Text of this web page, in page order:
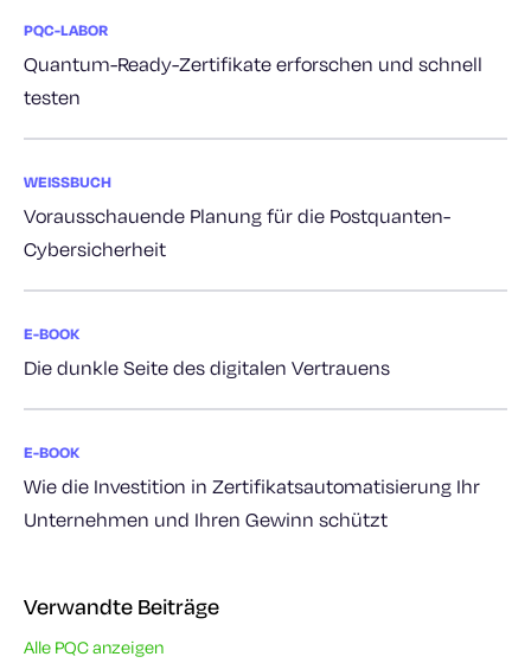
PQC-LABOR
Quantum-Ready-Zertifikate erforschen und schnell
testen
WEISSBUCH
Vorausschauende Planung für die Postquanten-
Cybersicherheit
E-BOOK
Die dunkle Seite des digitalen Vertrauens
E-BOOK
Wie die Investition in Zertifikatsautomatisierung Ihr
Unternehmen und Ihren Gewinn schützt
Verwandte Beiträge
Alle PQC anzeigen